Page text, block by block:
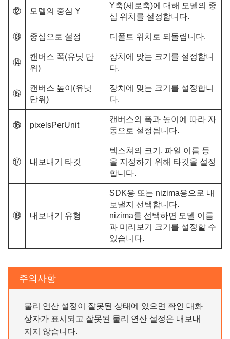
⑫ 모델의 중심 Y
Y축(세로축)에 대해 모델의 중
심 위치를 설정합니다.
⑬ 중심으로 설정 디폴트 위치로 되돌립니다.
⑭
캔버스 폭(유닛 단
위)
장치에 맞는 크기를 설정합니
다.
⑮
캔버스 높이(유닛
단위)
장치에 맞는 크기를 설정합니
다.
⑯ pixelsPerUnit
캔버스의 폭과 높이에 따라 자
동으로 설정됩니다.
⑰ 내보내기 타깃
텍스쳐의 크기, 파일 이름 등
을 지정하기 위해 타깃을 설정
합니다.
⑱ 내보내기 유형
SDK용 또는 nizima용으로 내
보낼지 선택합니다.
nizima를 선택하면 모델 이름
과 미리보기 크기를 설정할 수
있습니다.
주의사항
물리 연산 설정이 잘못된 상태에 있으면 확인 대화
상자가 표시되고 잘못된 물리 연산 설정은 내보내
지지 않습니다.